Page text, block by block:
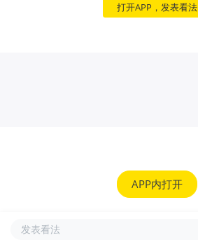
打开APP，发表看法
APP内打开
发表看法